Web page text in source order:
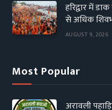
हरिद्वार में
से अधिक
AUGUST 9, 2026
Most Popular
अरावली